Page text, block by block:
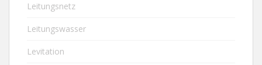
Leitungsnetz
Leitungswasser
Levitation